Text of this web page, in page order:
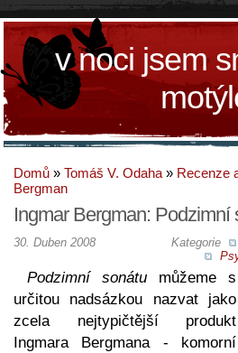
v noci jsem
Domů » Tomáš V. Odaha » Recenze
Bergman
Ingmar Bergman: Podzimní
Kategorie
30. Duben 2008
Podzimní sonátu můžeme s
určitou nadsázkou nazvat jako
zcela nejtypičtější produkt
Ingmara Bergmana - komorní